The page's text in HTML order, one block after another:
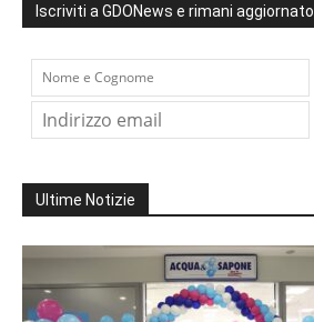
Iscriviti a GDONews e rimani aggiornato
Ultime Notizie